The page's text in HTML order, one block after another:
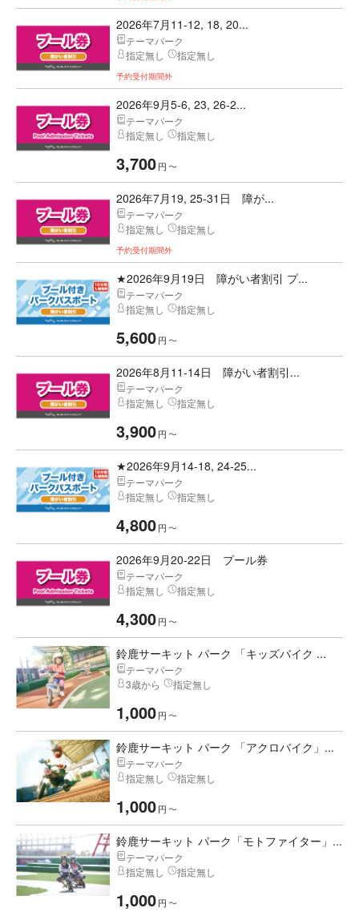
2026年7月11-12, 18, 20...
テーマパーク
指定無し
指定無し
予約受付期間外
2026年9月5-6, 23, 26-2...
テーマパーク
指定無し
指定無し
3,700円 〜
2026年7月19, 25-31日 障が...
テーマパーク
指定無し
指定無し
予約受付期間外
★2026年9月19日 障がい者割引 プ...
テーマパーク
指定無し
指定無し
5,600円 〜
2026年8月11-14日 障がい者割引...
テーマパーク
指定無し
指定無し
3,900円 〜
★2026年9月14-18, 24-25...
テーマパーク
指定無し
指定無し
4,800円 〜
2026年9月20-22日 プール券
テーマパーク
指定無し
指定無し
4,300円 〜
鈴鹿サーキット パーク 「キッズバイク ...
テーマパーク
3歳から
指定無し
1,000円 〜
鈴鹿サーキット パーク 「アクロバイク」...
テーマパーク
指定無し
指定無し
1,000円 〜
鈴鹿サーキット パーク「モトファイター」...
テーマパーク
指定無し
指定無し
1,000円 〜